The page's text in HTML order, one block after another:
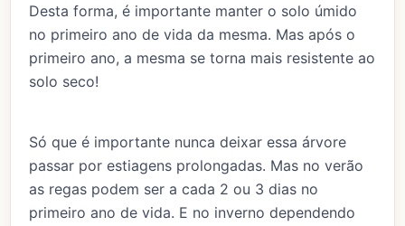
Desta forma, é importante manter o solo úmido
no primeiro ano de vida da mesma. Mas após o
primeiro ano, a mesma se torna mais resistente ao
solo seco!
Só que é importante nunca deixar essa árvore
passar por estiagens prolongadas. Mas no verão
as regas podem ser a cada 2 ou 3 dias no
primeiro ano de vida. E no inverno dependendo